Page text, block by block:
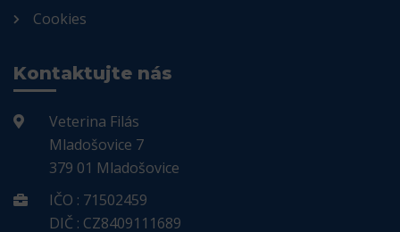
Cookies
Kontaktujte nás
Veterina Filás
Mladošovice 7
379 01 Mladošovice
IČO : 71502459
DIČ : CZ8409111689